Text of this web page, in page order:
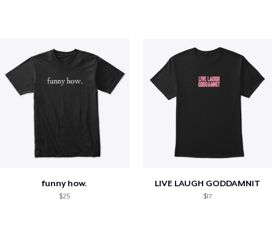
funny how.
$25
LIVE LAUGH GODDAMNIT
$17